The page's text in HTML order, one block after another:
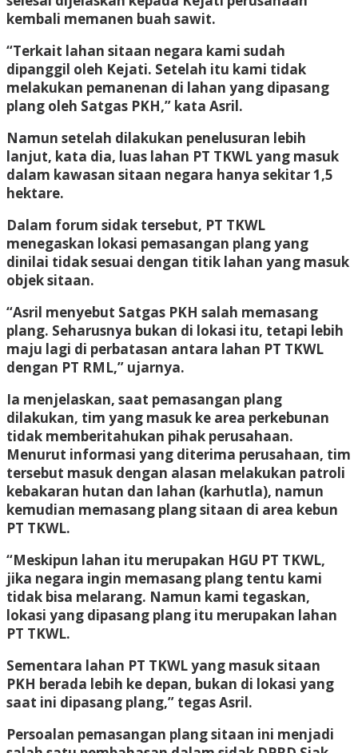
kembali memanen buah sawit.
“Terkait lahan sitaan negara kami sudah
dipanggil oleh Kejati. Setelah itu kami tidak
melakukan pemanenan di lahan yang dipasang
plang oleh Satgas PKH,” kata Asril.
Namun setelah dilakukan penelusuran lebih
lanjut, kata dia, luas lahan PT TKWL yang masuk
dalam kawasan sitaan negara hanya sekitar 1,5
hektare.
Dalam forum sidak tersebut, PT TKWL
menegaskan lokasi pemasangan plang yang
dinilai tidak sesuai dengan titik lahan yang masuk
objek sitaan.
“Asril menyebut Satgas PKH salah memasang
plang. Seharusnya bukan di lokasi itu, tetapi lebih
maju lagi di perbatasan antara lahan PT TKWL
dengan PT RML,” ujarnya.
Ia menjelaskan, saat pemasangan plang
dilakukan, tim yang masuk ke area perkebunan
tidak memberitahukan pihak perusahaan.
Menurut informasi yang diterima perusahaan, tim
tersebut masuk dengan alasan melakukan patroli
kebakaran hutan dan lahan (karhutla), namun
kemudian memasang plang sitaan di area kebun
PT TKWL.
“Meskipun lahan itu merupakan HGU PT TKWL,
jika negara ingin memasang plang tentu kami
tidak bisa melarang. Namun kami tegaskan,
lokasi yang dipasang plang itu merupakan lahan
PT TKWL.
Sementara lahan PT TKWL yang masuk sitaan
PKH berada lebih ke depan, bukan di lokasi yang
saat ini dipasang plang,” tegas Asril.
Persoalan pemasangan plang sitaan ini menjadi